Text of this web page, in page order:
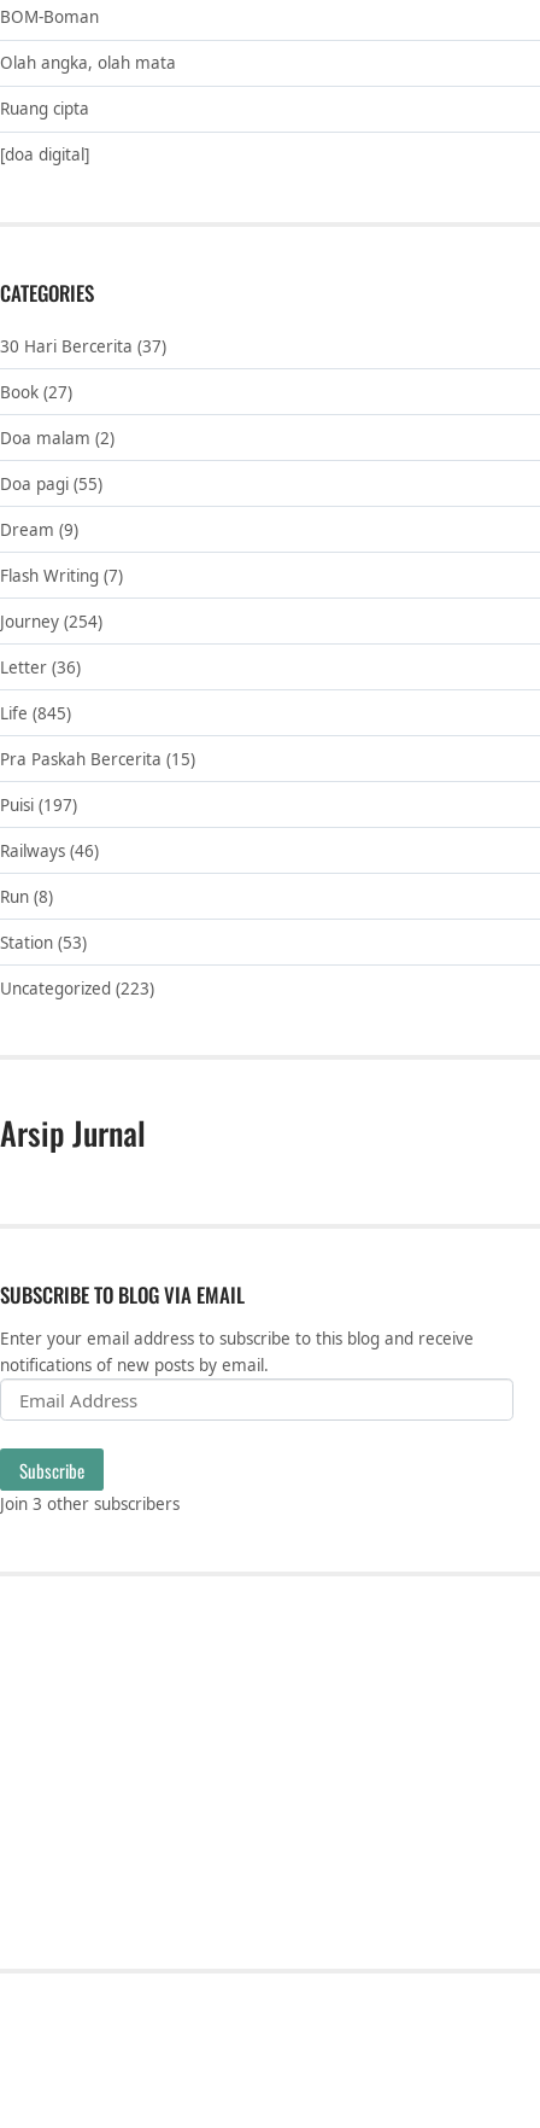
BOM-Boman
Olah angka, olah mata
Ruang cipta
[doa digital]
CATEGORIES
30 Hari Bercerita (37)
Book (27)
Doa malam (2)
Doa pagi (55)
Dream (9)
Flash Writing (7)
Journey (254)
Letter (36)
Life (845)
Pra Paskah Bercerita (15)
Puisi (197)
Railways (46)
Run (8)
Station (53)
Uncategorized (223)
Arsip Jurnal
SUBSCRIBE TO BLOG VIA EMAIL
Enter your email address to subscribe to this blog and receive
notifications of new posts by email.
Email Address
Subscribe
Join 3 other subscribers